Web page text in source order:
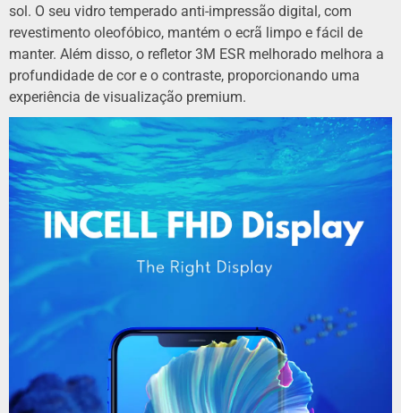
sol. O seu vidro temperado anti-impressão digital, com
revestimento oleofóbico, mantém o ecrã limpo e fácil de
manter. Além disso, o refletor 3M ESR melhorado melhora a
profundidade de cor e o contraste, proporcionando uma
experiência de visualização premium.